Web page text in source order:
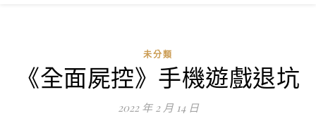
未分類
《全面屍控》手機遊戲退坑
2022 年 2 月 14 日